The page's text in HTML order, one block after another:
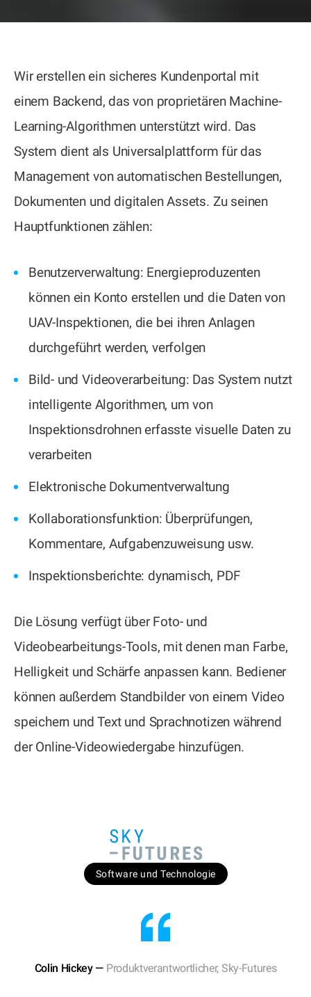
Wir erstellen ein sicheres Kundenportal mit
einem Backend, das von proprietären Machine-
Learning-Algorithmen unterstützt wird. Das
System dient als Universalplattform für das
Management von automatischen Bestellungen,
Dokumenten und digitalen Assets. Zu seinen
Hauptfunktionen zählen:
Benutzerverwaltung: Energieproduzenten
können ein Konto erstellen und die Daten von
UAV-Inspektionen, die bei ihren Anlagen
durchgeführt werden, verfolgen
Bild- und Videoverarbeitung: Das System nutzt
intelligente Algorithmen, um von
Inspektionsdrohnen erfasste visuelle Daten zu
verarbeiten
Elektronische Dokumentverwaltung
Kollaborationsfunktion: Überprüfungen,
Kommentare, Aufgabenzuweisung usw.
Inspektionsberichte: dynamisch, PDF
Die Lösung verfügt über Foto- und
Videobearbeitungs-Tools, mit denen man Farbe,
Helligkeit und Schärfe anpassen kann. Bediener
können außerdem Standbilder von einem Video
speichern und Text und Sprachnotizen während
der Online-Videowiedergabe hinzufügen.
Software und Technologie
Colin Hickey — Produktverantwortlicher, Sky-Futures